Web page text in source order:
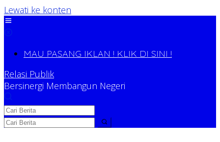
Lewati ke konten
MAU PASANG IKLAN ! KLIK DI SINI !
Relasi Publik
Bersinergi Membangun Negeri